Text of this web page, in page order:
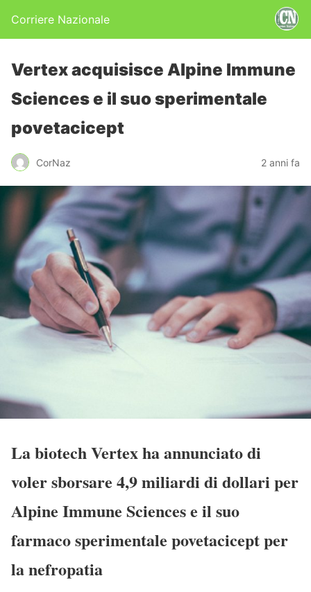
Corriere Nazionale
Vertex acquisisce Alpine Immune
Sciences e il suo sperimentale
povetacicept
CorNaz 2 anni fa
La biotech Vertex ha annunciato di
voler sborsare 4,9 miliardi di dollari per
Alpine Immune Sciences e il suo
farmaco sperimentale povetacicept per
la nefropatia